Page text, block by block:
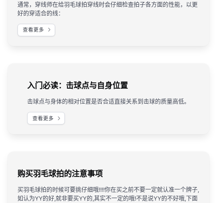
通常，穿线师在给羽毛球拍穿线时会仔细检查拍子各方面的性能，以更
好的穿适合的线：
查看更多
入门必读：击球点与自身位置
击球点与身体的相对位置是否合适直接关系到击球的质量高低。
查看更多
购买羽毛球拍的注意事项
买羽毛球拍的时候可要挑仔细哦!!!!你在买之前不要一定就认准一个牌子,
如认为YY的好,就非要买YY的,其实不一定的哦!不是说YY的不好哦,下面